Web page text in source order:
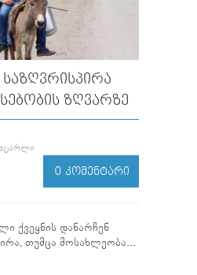
ᲡᲐᲖᲦᲕᲠᲘᲡᲞᲘᲠᲐ
ᲖᲦᲕᲐᲠᲖᲔ
0 ᲙᲝᲛᲔᲜᲢᲐᲠᲘ
ქვეყნის დანარჩენ
თუმცა მოსახლეობა...